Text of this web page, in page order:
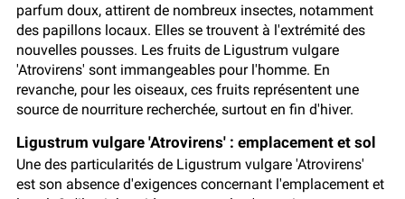
parfum doux, attirent de nombreux insectes, notamment
des papillons locaux. Elles se trouvent à l'extrémité des
nouvelles pousses. Les fruits de Ligustrum vulgare
'Atrovirens' sont immangeables pour l'homme. En
revanche, pour les oiseaux, ces fruits représentent une
source de nourriture recherchée, surtout en fin d'hiver.
Ligustrum vulgare 'Atrovirens' : emplacement et sol
Une des particularités de Ligustrum vulgare 'Atrovirens'
est son absence d'exigences concernant l'emplacement et